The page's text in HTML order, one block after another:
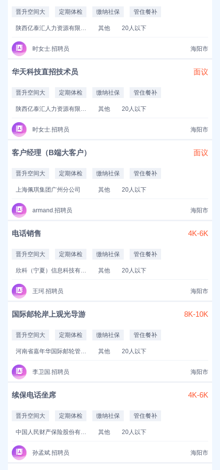
晋升空间大 定期体检 缴纳社保 管住餐补
陕西亿泰汇人力资源有限公司 其他 20人以下
时女士.招聘员 海阳市
华天科技直招技术员 面议
晋升空间大 定期体检 缴纳社保 管住餐补
陕西亿泰汇人力资源有限公司 其他 20人以下
时女士.招聘员 海阳市
客户经理（B端大客户） 面议
晋升空间大 定期体检 缴纳社保 管住餐补
上海佩琪集团广州分公司 其他 20人以下
armand.招聘员 海阳市
电话销售 4K-6K
晋升空间大 定期体检 缴纳社保 管住餐补
欣科（宁夏）信息科技有限公司 其他 20人以下
王珂.招聘员 海阳市
国际邮轮岸上观光导游 8K-10K
晋升空间大 定期体检 缴纳社保 管住餐补
河南省嘉年华国际邮轮管理服务有限公司 其他 20人以下
李卫国.招聘员 海阳市
续保电话坐席 4K-6K
晋升空间大 定期体检 缴纳社保 管住餐补
中国人民财产保险股份有限公司济南市天桥支公司 其他 20人以下
孙孟斌.招聘员 海阳市